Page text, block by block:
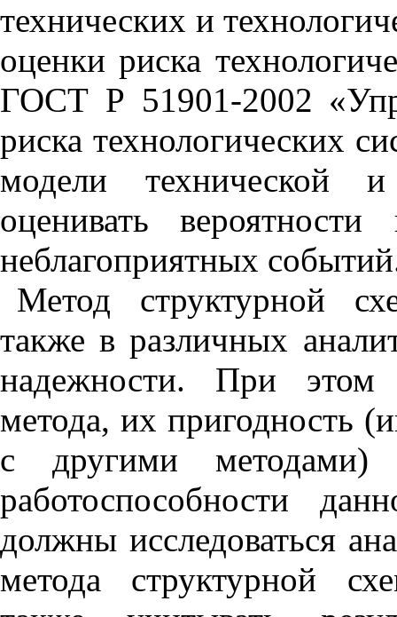
технических и
оценки риска
ГОСТ Р 51901-2002
риска технологических
модели технической
оценивать
неблагоприятных
Метод структурной
также в различных
надежности. При этом
метода, их пригодность
с другими
работоспособности
должны исследоваться
метода структурной